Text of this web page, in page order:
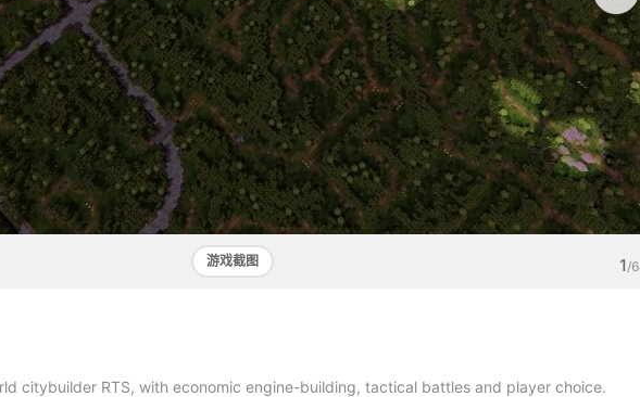
1/6
游戏截图
citybuilder RTS, with economic engine-building, tactical battles and player choice.